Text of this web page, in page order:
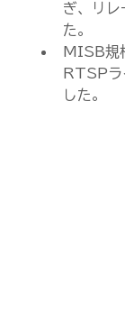
ぎ、リレ
た。
MISB規
RTSPラ
した。